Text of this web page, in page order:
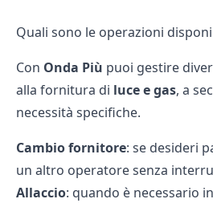
Quali sono le operazioni
Con Onda Più puoi gestire
alla fornitura di luce e gas, a
necessità specifiche.
Cambio fornitore: se desideri
un altro operatore senza
Allaccio: quando è necessario